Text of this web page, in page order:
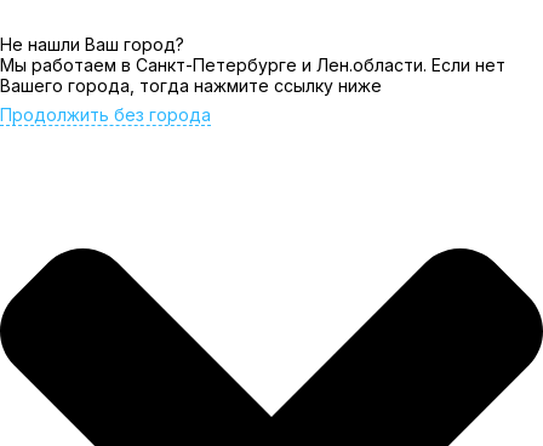
Не нашли Ваш город?
Мы работаем в Санкт-Петербурге и Лен.области. Если нет
Вашего города, тогда нажмите ссылку ниже
Продолжить без города